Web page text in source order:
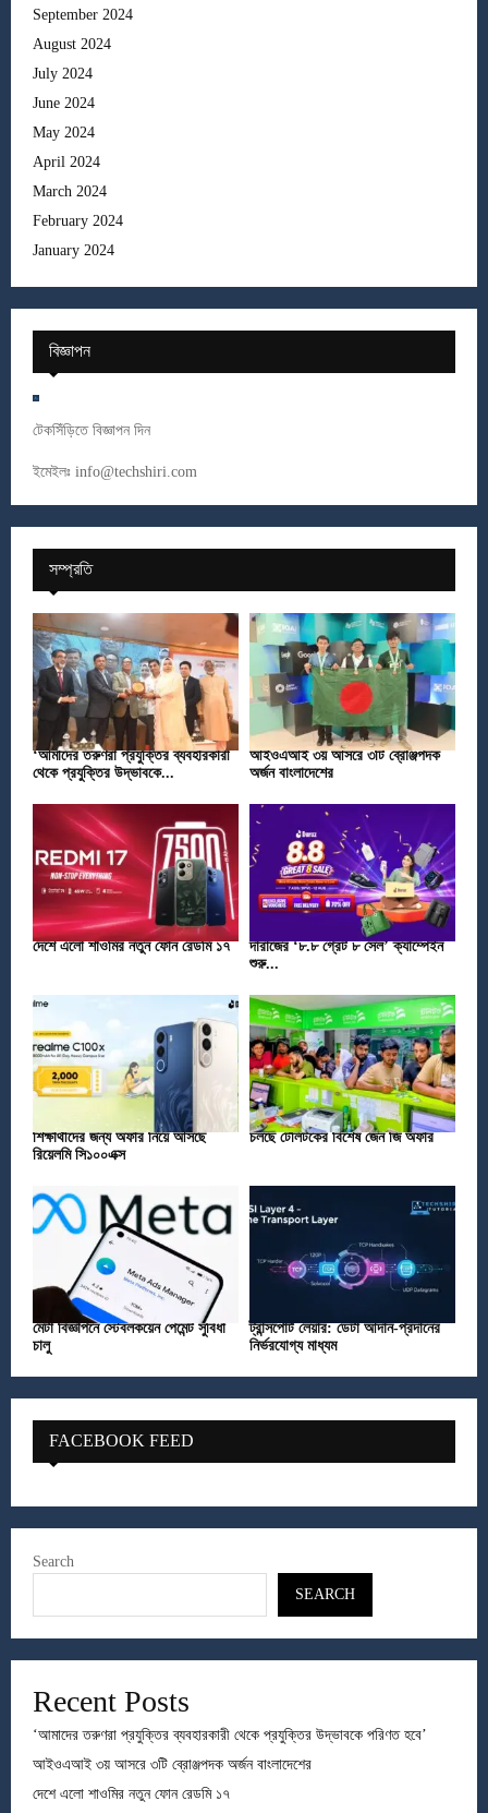
September 2024
August 2024
July 2024
June 2024
May 2024
April 2024
March 2024
February 2024
January 2024
বিজ্ঞাপন
টেকসিঁড়িতে বিজ্ঞাপন দিন
ইমেইলঃ info@techshiri.com
সম্প্রতি
‘আমাদের তরুণরা প্রযুক্তির ব্যবহারকারী
থেকে প্রযুক্তির উদ্ভাবকে...
আইওএআই ৩য় আসরে ৩টি ব্রোঞ্জপদক
অর্জন বাংলাদেশের
দেশে এলো শাওমির নতুন ফোন রেডমি ১৭
দারাজের ‘৮.৮ গ্রেট ৮ সেল’ ক্যাম্পেইন
শুরু...
শিক্ষার্থীদের জন্য অফার নিয়ে আসছে
রিয়েলমি সি১০০এক্স
চলছে টেলিটকের বিশেষ জেন জি অফার
মেটা বিজ্ঞাপনে স্টেবলকয়েন পেমেন্ট সুবিধা
চালু
ট্রান্সপোর্ট লেয়ার: ডেটা আদান-প্রদানের
নির্ভরযোগ্য মাধ্যম
FACEBOOK FEED
Search
SEARCH
Recent Posts
‘আমাদের তরুণরা প্রযুক্তির ব্যবহারকারী থেকে প্রযুক্তির উদ্ভাবকে পরিণত হবে’
আইওএআই ৩য় আসরে ৩টি ব্রোঞ্জপদক অর্জন বাংলাদেশের
দেশে এলো শাওমির নতুন ফোন রেডমি ১৭